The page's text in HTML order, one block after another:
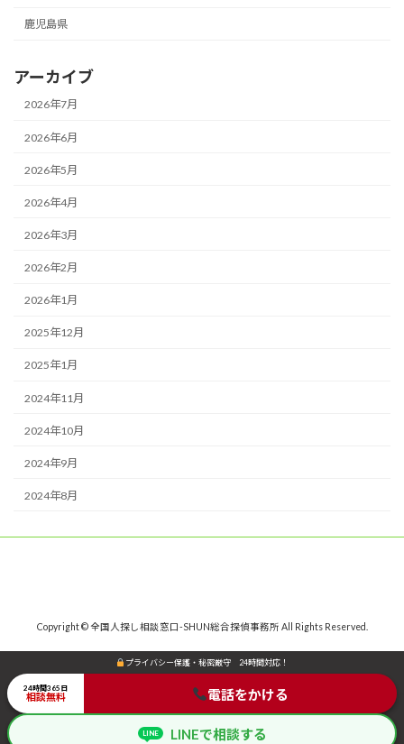
プライバシー保護・秘密厳守 24時間対応！
24時間365日
相談無料 電話をかける
LINE LINEで相談する
鹿児島県
アーカイブ
2026年7月
2026年6月
2026年5月
2026年4月
2026年3月
2026年2月
2026年1月
2025年12月
2025年1月
2024年11月
2024年10月
2024年9月
2024年8月
Copyright © 全国人探し相談窓口-SHUN総合探偵事務所 All Rights Reserved.
プライバシー保護・秘密厳守 24時間対応！
24時間365日
相談無料 電話をかける
LINE LINEで相談する